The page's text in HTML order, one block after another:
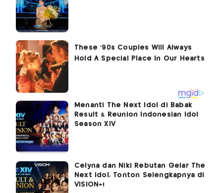
Menanti The Next Idol di Babak
Result & Reunion Indonesian Idol
Season XIV
Celyna dan Niki Rebutan Gelar The
Next Idol, Tonton Selengkapnya di
VISION+!